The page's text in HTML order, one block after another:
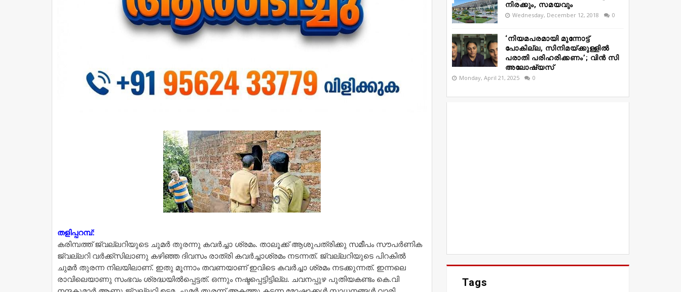
തളിപ്പറമ്പ്:
കരിമ്പത്ത് ജ്വല്ലറിയുടെ ചുമർ തുരന്നു കവർച്ചാ ശ്രമം. താലൂക്ക് ആശുപത്രിക്കു സമീപം സൗപർണിക
ജ്വല്ലറി വർക്ക്‌സിലാണു കഴിഞ്ഞ ദിവസം രാത്രി കവർച്ചാശ്രമം നടന്നത്. ജ്വല്ലറിയുടെ പിറകിൽ
ചുമർ തുരന്ന നിലയിലാണ്. ഇതു മൂന്നാം തവണയാണ് ഇവിടെ കവർച്ചാ ശ്രമം നടക്കുന്നത്. ഇന്നലെ
രാവിലെയാണു സംഭവം ശ്രദ്ധയിൽപ്പെട്ടത്. ഒന്നും നഷ്ടപ്പെട്ടിട്ടില്ല. ചവനപ്പുഴ പുതിയകണ്ടം കെ.വി
നിരക്കും, സമയവും
Wednesday, December 12, 2018 0
‘നിയമപരമായി മുന്നോട്ട്
പോകില്ല, സിനിമയ്ക്കുള്ളിൽ
പരാതി പരിഹരിക്കണം’; വിൻ സി
അലോഷ്യസ്
Monday, April 21, 2025 0
Tags